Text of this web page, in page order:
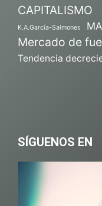
CAPITALISMO
K.A.García-Salmones
Mercado de
Tendencia
SÍGUENOS EN